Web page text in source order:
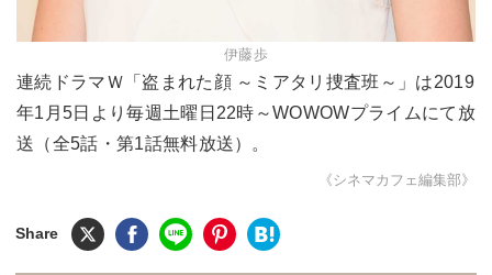
伊藤歩
連続ドラマＷ「盗まれた顔 ～ミアタリ捜査班～」は2019
年1月5日より毎週土曜日22時～WOWOWプライムにて放
送（全5話・第1話無料放送）。
《シネマカフェ編集部》